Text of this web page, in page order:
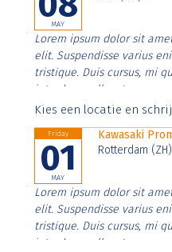
MAY
Lorem ipsum dolor sit
elit. Suspendisse varius
tristique. Duis cursus, mi
interdum nulla, ut
Aenean faucibus nibh et
Kies een locatie en
Friday
01
MAY
Kawasaki
Rotterdam (ZH)
Lorem ipsum dolor sit
elit. Suspendisse varius
tristique. Duis cursus, mi
interdum nulla, ut